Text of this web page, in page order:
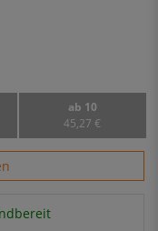
ab 10
45,27 €